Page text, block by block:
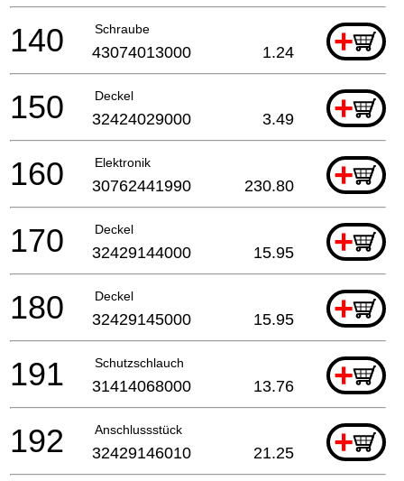
Schraube +
140 43074013000 1.24
Deckel +
150 32424029000 3.49
Elektronik +
160 30762441990 230.80
Deckel +
170 32429144000 15.95
Deckel +
180 32429145000 15.95
Schutzschlauch +
191 31414068000 13.76
Anschlussstück +
192 32429146010 21.25